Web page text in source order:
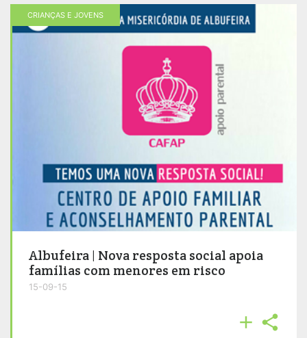
CRIANÇAS E JOVENS
Albufeira | Nova resposta social apoia
famílias com menores em risco
15-09-15
 